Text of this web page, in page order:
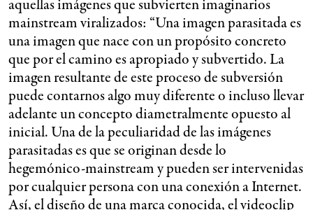
aquellas imágenes que subvierten imaginarios
mainstream viralizados: “Una imagen parasitada es
una imagen que nace con un propósito concreto
que por el camino es apropiado y subvertido. La
imagen resultante de este proceso de subversión
puede contarnos algo muy diferente o incluso llevar
adelante un concepto diametralmente opuesto al
inicial. Una de la peculiaridad de las imágenes
parasitadas es que se originan desde lo
hegemónico-mainstream y pueden ser intervenidas
por cualquier persona con una conexión a Internet.
Así, el diseño de una marca conocida, el videoclip